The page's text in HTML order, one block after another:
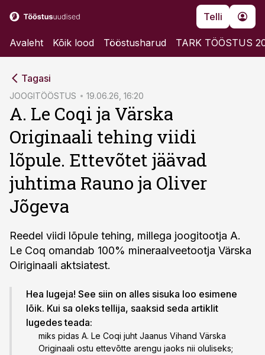
Telli
Avaleht Kõik lood Tööstusharud TARK TÖÖSTUS
Tagasi
JOOGITÖÖSTUS 19.06.26, 16:20
A. Le Coqi ja Värska
Originaali tehing viidi
lõpule. Ettevõtet jäävad
juhtima Rauno ja Oliver
Jõgeva
Reedel viidi lõpule tehing, millega joogitootja A.
Le Coq omandab 100% mineraalveetootja Värska
Oiriginaali aktsiatest.
Hea lugeja! See siin on alles sisuka loo esimene
lõik. Kui sa oleks tellija, saaksid seda artiklit
lugedes teada:
miks pidas A. Le Coqi juht Jaanus Vihand Värska
Originaali ostu ettevõtte arengu jaoks nii oluliseks;